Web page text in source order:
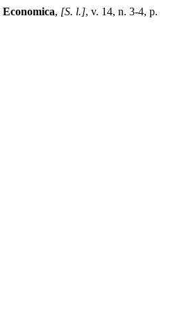
Economica, [S. l.], v. 14, n. 3-4, p.